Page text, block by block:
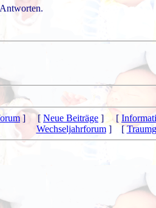
] [ Neue Beiträge ] [
Wechseljahrforum] [